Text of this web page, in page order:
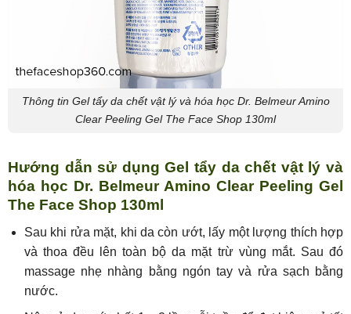
Thông tin Gel tẩy da chết vật lý và hóa học Dr. Belmeur Amino
Clear Peeling Gel The Face Shop 130ml
Hướng dẫn sử dụng Gel tẩy da chết vật lý và
hóa học Dr. Belmeur Amino Clear Peeling Gel
The Face Shop 130ml
Sau khi rửa mặt, khi da còn ướt, lấy một lượng thích hợp
và thoa đều lên toàn bộ da mặt trừ vùng mắt. Sau đó
massage nhẹ nhàng bằng ngón tay và rửa sạch bằng
nước.